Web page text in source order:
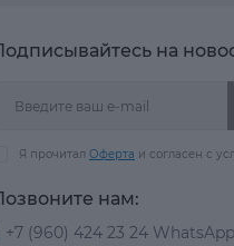
на
Я прочитал Оферта и согласен с
нам:
+7 (960) 424 23 24 WhatsApp